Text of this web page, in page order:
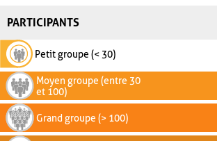
PARTICIPANTS
Petit groupe (< 30)
Moyen groupe (entre 30
et 100)
Grand groupe (> 100)